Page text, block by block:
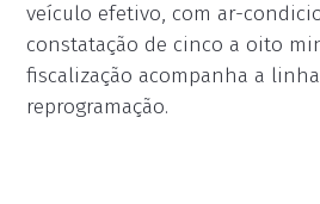
veículo efetivo, com ar-
constatação de cinco a oito
fiscalização acompanha a
reprogramação.